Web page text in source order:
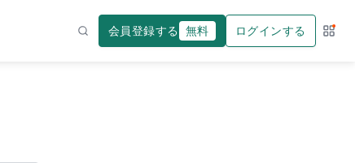
会員登録する 無料 ログインする サー